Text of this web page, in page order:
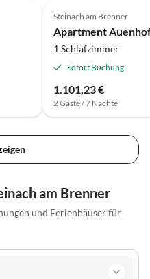
Steinach am Brenner
Apartment
1 Schlafzimmer
Sofort Buchung
1.101,23 €
2 Gäste / 7 Nächte
am Brenner
und Ferienhäuser für